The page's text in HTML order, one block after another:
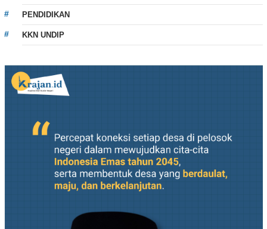
PENDIDIKAN
KKN UNDIP